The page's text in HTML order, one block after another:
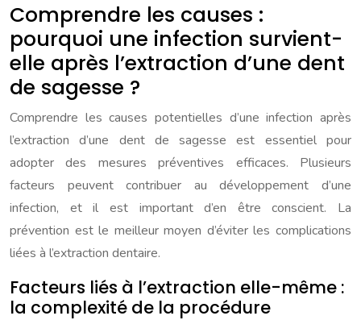
Comprendre les causes :
pourquoi une infection survient-
elle après l’extraction d’une dent
de sagesse ?
Comprendre les causes potentielles d’une infection après
l’extraction d’une dent de sagesse est essentiel pour
adopter des mesures préventives efficaces. Plusieurs
facteurs peuvent contribuer au développement d’une
infection, et il est important d’en être conscient. La
prévention est le meilleur moyen d’éviter les complications
liées à l’extraction dentaire.
Facteurs liés à l’extraction elle-même :
la complexité de la procédure